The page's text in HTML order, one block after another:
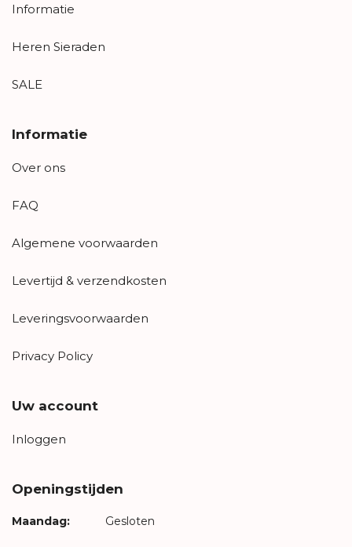
Informatie
Heren Sieraden
SALE
Informatie
Over ons
FAQ
Algemene voorwaarden
Levertijd & verzendkosten
Leveringsvoorwaarden
Privacy Policy
Uw account
Inloggen
Openingstijden
Maandag: Gesloten